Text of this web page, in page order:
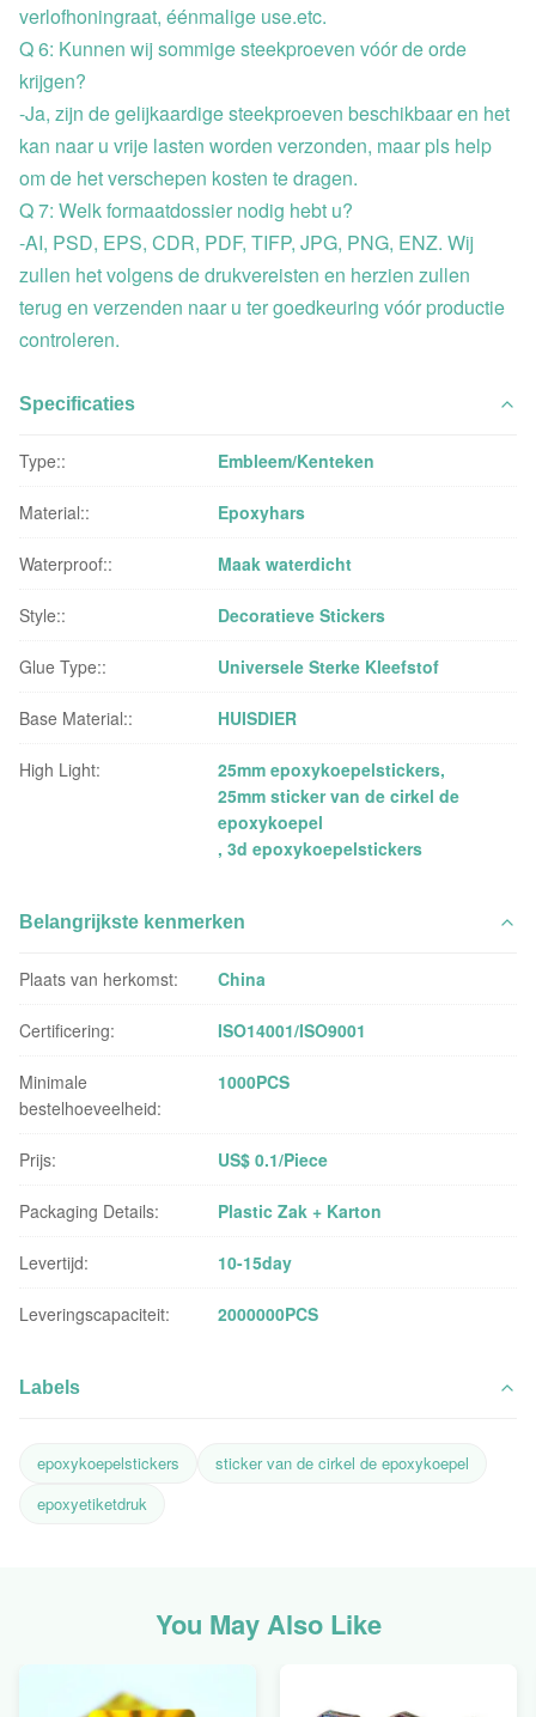
verlofhoningraat, éénmalige use.etc.
Q 6: Kunnen wij sommige steekproeven vóór de orde
krijgen?
-Ja, zijn de gelijkaardige steekproeven beschikbaar en het
kan naar u vrije lasten worden verzonden, maar pls help
om de het verschepen kosten te dragen.
Q 7: Welk formaatdossier nodig hebt u?
-AI, PSD, EPS, CDR, PDF, TIFP, JPG, PNG, ENZ. Wij
zullen het volgens de drukvereisten en herzien zullen
terug en verzenden naar u ter goedkeuring vóór productie
controleren.
Specificaties
Type:: Embleem/Kenteken
Material:: Epoxyhars
Waterproof:: Maak waterdicht
Style:: Decoratieve Stickers
Glue Type:: Universele Sterke Kleefstof
Base Material:: HUISDIER
High Light: 25mm epoxykoepelstickers,
25mm sticker van de cirkel de
epoxykoepel
,3d epoxykoepelstickers
Belangrijkste kenmerken
Plaats van herkomst: China
Certificering: ISO14001/ISO9001
Minimale
bestelhoeveelheid:
1000PCS
Prijs: US$ 0.1/Piece
Packaging Details: Plastic Zak + Karton
Levertijd: 10-15day
Leveringscapaciteit: 2000000PCS
Labels
epoxykoepelstickers
sticker van de cirkel de epoxykoepel
epoxyetiketdruk
You May Also Like